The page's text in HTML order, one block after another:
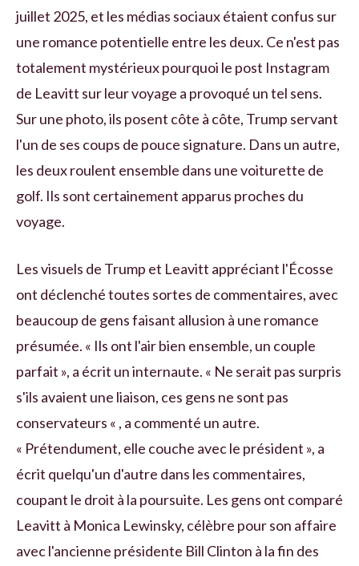
juillet 2025, et les médias sociaux étaient confus sur
une romance potentielle entre les deux. Ce n'est pas
totalement mystérieux pourquoi le post Instagram
de Leavitt sur leur voyage a provoqué un tel sens.
Sur une photo, ils posent côte à côte, Trump servant
l'un de ses coups de pouce signature. Dans un autre,
les deux roulent ensemble dans une voiturette de
golf. Ils sont certainement apparus proches du
voyage.
Les visuels de Trump et Leavitt appréciant l'Écosse
ont déclenché toutes sortes de commentaires, avec
beaucoup de gens faisant allusion à une romance
présumée. « Ils ont l'air bien ensemble, un couple
parfait », a écrit un internaute. « Ne serait pas surpris
s'ils avaient une liaison, ces gens ne sont pas
conservateurs « , a commenté un autre.
« Prétendument, elle couche avec le président », a
écrit quelqu'un d'autre dans les commentaires,
coupant le droit à la poursuite. Les gens ont comparé
Leavitt à Monica Lewinsky, célèbre pour son affaire
avec l'ancienne présidente Bill Clinton à la fin des